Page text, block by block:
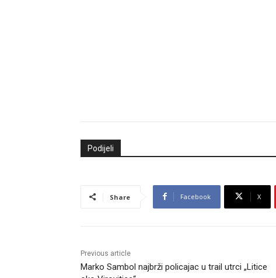
Podijeli
Share Facebook X
Previous article
Marko Sambol najbrži policajac u trail utrci „Litice